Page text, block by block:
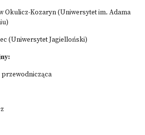
Okulicz-Kozaryn (Uniwersytet im. Adama
(Uniwersytet Jagielloński)